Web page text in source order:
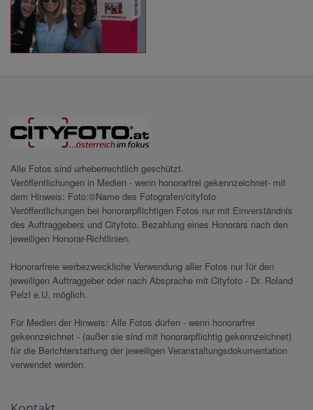
Alle Fotos sind urheberrechtlich geschützt.
Veröffentlichungen in Medien - wenn honorarfrei gekennzeichnet- mit
dem Hinweis: Foto:©Name des Fotografen/cityfoto
Veröffentlichungen bei honorarpflichtigen Fotos nur mit Einverständnis
des Auftraggebers und Cityfoto. Bezahlung eines Honorars nach den
jeweiligen Honorar-Richtlinien.
Honorarfreie werbezweckliche Verwendung aller Fotos nur für den
jeweiligen Auftraggeber oder nach Absprache mit Cityfoto - Dr. Roland
Pelzl e.U. möglich.
Für Medien der Hinweis: Alle Fotos dürfen - wenn honorarfrei
gekennzeichnet - (außer sie sind mit honorarpflichtig gekennzeichnet)
für die Berichterstattung der jeweiligen Veranstaltungsdokumentation
verwendet werden.